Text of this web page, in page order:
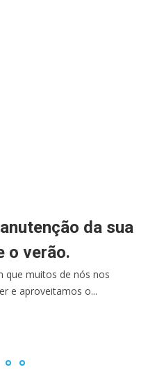
da sua
o verão.
que muitos de nós nos
e aproveitamos o...